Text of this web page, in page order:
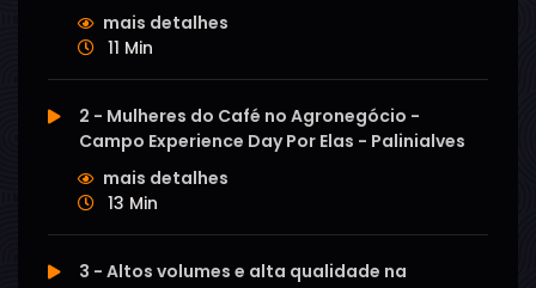
mais detalhes
11 Min
2 - Mulheres do Café no Agronegócio -
Campo Experience Day Por Elas - Palinialves
mais detalhes
13 Min
3 - Altos volumes e alta qualidade na